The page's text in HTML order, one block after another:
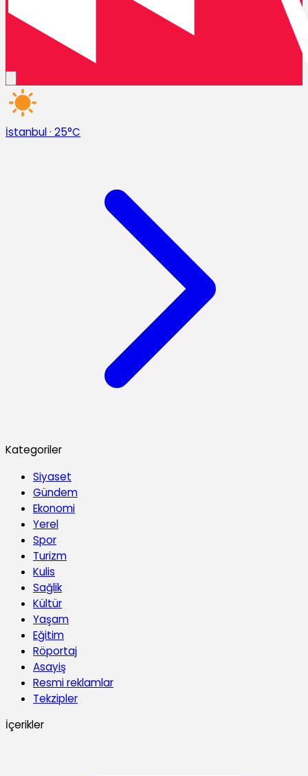
İstanbul· 25°C
Kategoriler
Siyaset
Gündem
Ekonomi
Yerel
Spor
Turizm
Kulis
Sağlik
Kültür
Yaşam
Eğitim
Röportaj
Asayiş
Resmi reklamlar
Tekzipler
İçerikler